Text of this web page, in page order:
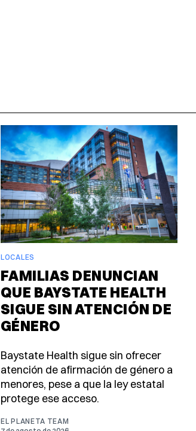
LOCALES
FAMILIAS DENUNCIAN
QUE BAYSTATE HEALTH
SIGUE SIN ATENCIÓN DE
GÉNERO
Baystate Health sigue sin ofrecer
atención de afirmación de género a
menores, pese a que la ley estatal
protege ese acceso.
EL PLANETA TEAM